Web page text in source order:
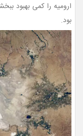
ارومیه را کمی بهبود
بود.